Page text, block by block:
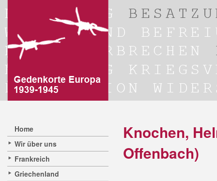
Home
Wir über uns
Frankreich
Griechenland
Knochen,
Offenbach)